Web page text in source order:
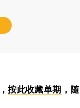
，按此收藏单期 ，随